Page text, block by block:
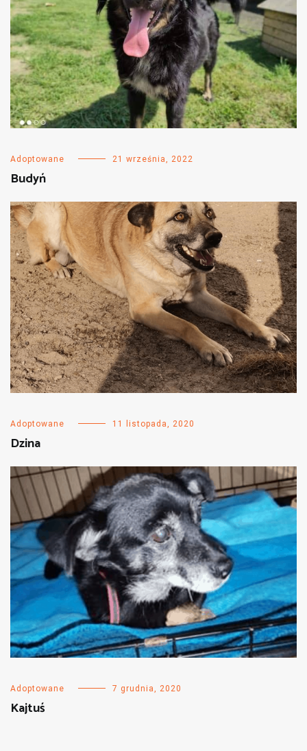
Adoptowane 21 września, 2022
Budyń
Adoptowane 11 listopada, 2020
Dzina
Adoptowane 7 grudnia, 2020
Kajtuś